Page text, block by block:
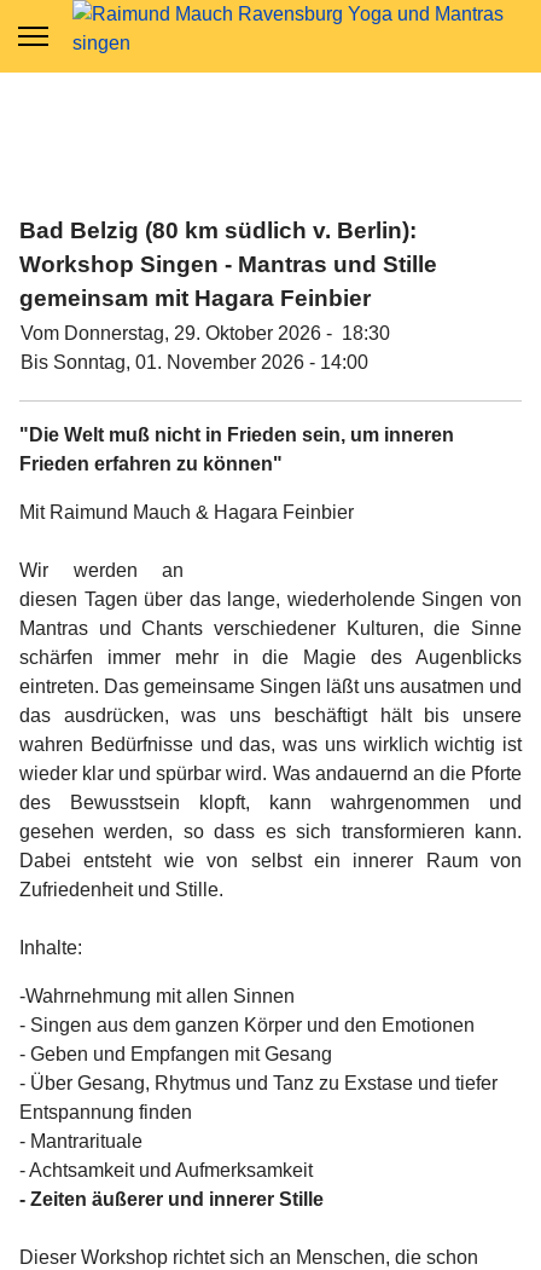
Bad Belzig (80 km südlich v. Berlin):
Workshop Singen - Mantras und Stille
gemeinsam mit Hagara Feinbier
Vom Donnerstag, 29. Oktober 2026 - 18:30
Bis Sonntag, 01. November 2026 - 14:00
"Die Welt muß nicht in Frieden sein, um inneren
Frieden erfahren zu können"
Mit Raimund Mauch & Hagara Feinbier
Wir werden an
diesen Tagen über das lange, wiederholende Singen von
Mantras und Chants verschiedener Kulturen, die Sinne
schärfen immer mehr in die Magie des Augenblicks
eintreten. Das gemeinsame Singen läßt uns ausatmen und
das ausdrücken, was uns beschäftigt hält bis unsere
wahren Bedürfnisse und das, was uns wirklich wichtig ist
wieder klar und spürbar wird. Was andauernd an die Pforte
des Bewusstsein klopft, kann wahrgenommen und
gesehen werden, so dass es sich transformieren kann.
Dabei entsteht wie von selbst ein innerer Raum von
Zufriedenheit und Stille.
Inhalte:
-Wahrnehmung mit allen Sinnen
- Singen aus dem ganzen Körper und den Emotionen
- Geben und Empfangen mit Gesang
- Über Gesang, Rhytmus und Tanz zu Exstase und tiefer
Entspannung finden
- Mantrarituale
- Achtsamkeit und Aufmerksamkeit
- Zeiten äußerer und innerer Stille
Dieser Workshop richtet sich an Menschen, die schon